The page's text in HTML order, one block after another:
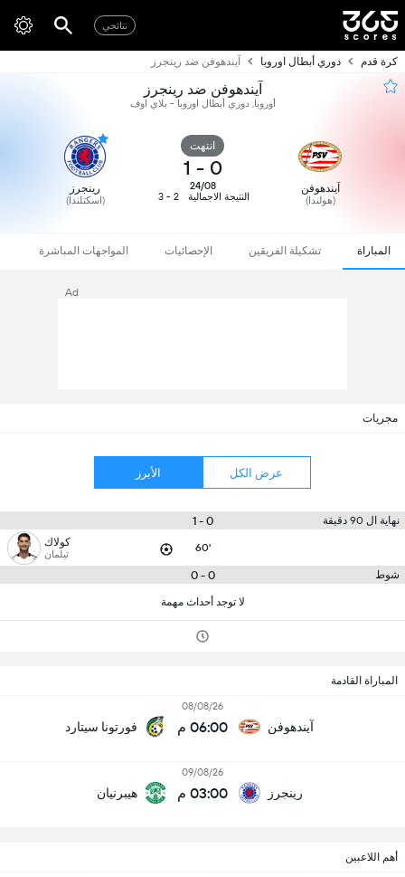
نتائجي
كرة قدم دوري أبطال اوروبا آيندهوفن ضد رينجرز
آيندهوفن ضد رينجرز
أوروبا, دوري أبطال اوروبا - بلاي اوف
آيندهوفن
(هولندا)
انتهت
0
-
1
24/08
النتيجة الاجمالية
2 - 3
رينجرز
(اسكتلندا)
المباراة تشكيلة الفريقين الإحصائيات المواجهات المباشرة
Ad
مجريات
عرض الكل الأبرز
نهاية ال 90 دقيقة 0 - 1
60' كولاك
تيلمان
شوط 0 - 0
لا توجد أحداث مهمة
المباراة القادمة
آيندهوفن
08/08/26
06:00 م فورتونا سيتارد
رينجرز
09/08/26
03:00 م هيبرنيان
أهم اللاعبين